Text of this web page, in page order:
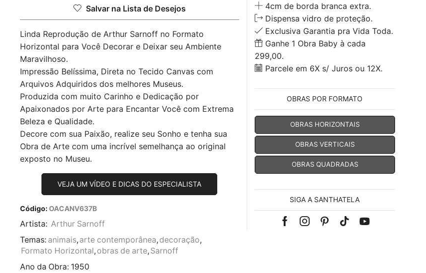
Salvar na Lista de Desejos
Linda Reprodução de Arthur Sarnoff no Formato
Horizontal para Você Decorar e Deixar seu Ambiente
Maravilhoso.
Impressão Belíssima, Direta no Tecido Canvas com
Arquivos Adquiridos dos melhores Museus.
Produzida com muito Carinho e Dedicação por
Apaixonados por Arte para Encantar Você com Extrema
Beleza e Qualidade.
Decore com sua Paixão, realize seu Sonho e tenha sua
Obra de Arte com uma incrível semelhança ao original
exposto no Museu.
VEJA UM VÍDEO E DICAS DO ESPECIALISTA
Código:OACANV637B
Artista: Arthur Sarnoff
Temas: animais, arte contemporânea, decoração,
Formato Horizontal, obras de arte, Sarnoff
Ano da Obra: 1950
4cm de borda branca extra.
Dispensa vidro de proteção.
Exclusiva Garantia pra Vida Toda.
Ganhe 1 Obra Baby à cada
299,00.
Parcele em 6X s/ Juros ou 12X.
OBRAS POR FORMATO
OBRAS HORIZONTAIS
OBRAS VERTICAIS
OBRAS QUADRADAS
SIGA A SANTHATELA
FacebookInstagramPinterest
Tik-Youtube